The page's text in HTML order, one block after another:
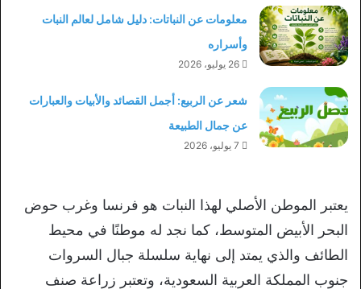
معلومات عن النباتات: دليل شامل لعالم النبات
وأسراره
26 يوليو، 2026
شعر عن الربيع: أجمل القصائد والأبيات والعبارات
عن جمال الطبيعة
7 يوليو، 2026
يعتبر الموطن الأصلي لهذا النبات هو فرنسا وغرب حوض
البحر الأبيض المتوسط، كما نجد له موطنًا في محيط
الطائف والذي يمتد إلى نهاية سلسلة جبال السروات
جنوب المملكة العربية السعودية، وتعتبر زراعة صنف